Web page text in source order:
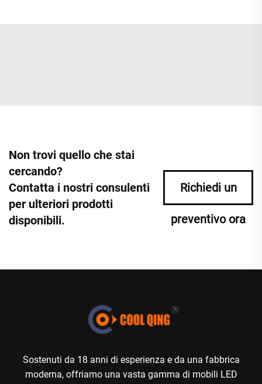
Non trovi quello che stai
cercando?
Contatta i nostri consulenti
per ulteriori prodotti
disponibili.
Richiedi un
preventivo ora
Sostenuti da 18 anni di esperienza e da una fabbrica
moderna, offriamo una vasta gamma di mobili LED